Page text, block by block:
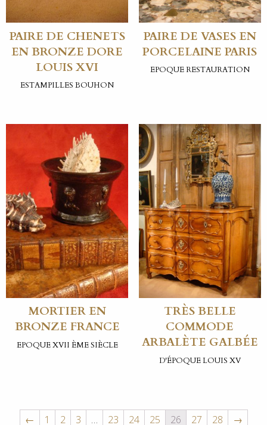
PAIRE DE CHENETS
EN BRONZE DORE
LOUIS XVI
ESTAMPILLES BOUHON
PAIRE DE VASES EN
PORCELAINE PARIS
EPOQUE RESTAURATION
MORTIER EN
BRONZE FRANCE
EPOQUE XVII ÈME SIÈCLE
TRÈS BELLE
COMMODE
ARBALÈTE GALBÉE
D'ÉPOQUE LOUIS XV
← 1 2 3 … 23 24 25 26 27 28 →